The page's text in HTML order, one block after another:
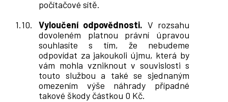
počítačové sítě.
Vyloučení odpovědnosti. V rozsahu
dovoleném platnou právní úpravou
souhlasíte s tím, že nebudeme
odpovídat za jakoukoli újmu, která by
vám mohla vzniknout v souvislosti s
touto službou a také se sjednaným
omezením výše náhrady případné
takové škody částkou 0 Kč.